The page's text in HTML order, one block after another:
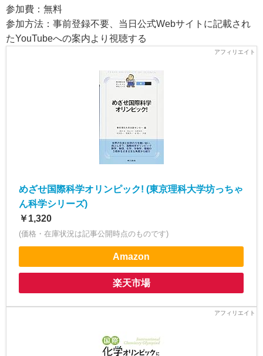
参加費：無料
参加方法：事前登録不要、当日公式Webサイトに記載され
たYouTubeへの案内より視聴する
めざせ国際科学オリンピック! (東京理科大学坊っちゃ
ん科学シリーズ)
￥1,320
(価格・在庫状況は記事公開時点のものです)
Amazon
楽天市場